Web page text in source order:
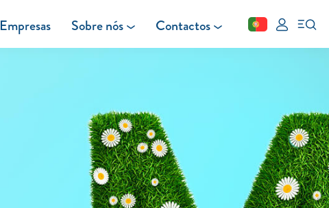
Empresas Sobre nós Contactos
Fechar